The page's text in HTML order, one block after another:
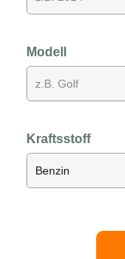
Modell
Kraftsstoff